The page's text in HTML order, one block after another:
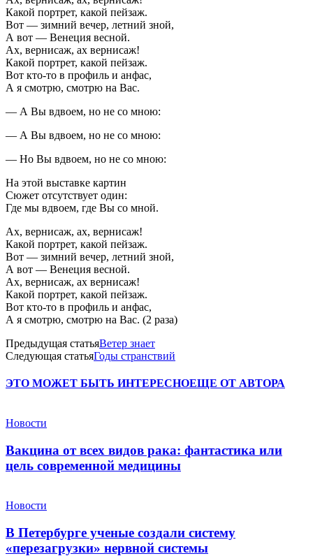
Какой портрет, какой пейзаж.
Вот — зимний вечер, летний зной,
А вот — Венеция весной.
Ах, вернисаж, ах вернисаж!
Какой портрет, какой пейзаж.
Вот кто-то в профиль и анфас,
А я смотрю, смотрю на Вас.
— А Вы вдвоем, но не со мною:
— А Вы вдвоем, но не со мною:
— Но Вы вдвоем, но не со мною:
На этой выставке картин
Сюжет отсутствует один:
Где мы вдвоем, где Вы со мной.
Ах, вернисаж, ах, вернисаж!
Какой портрет, какой пейзаж.
Вот — зимний вечер, летний зной,
А вот — Венеция весной.
Ах, вернисаж, ах вернисаж!
Какой портрет, какой пейзаж.
Вот кто-то в профиль и анфас,
А я смотрю, смотрю на Вас. (2 раза)
Предыдущая статьяВетер знает
Следующая статьяГоды странствий
ЭТО МОЖЕТ БЫТЬ ИНТЕРЕСНОЕЩЕ ОТ АВТОРА
Новости
Вакцина от всех видов рака: фантастика или
цель современной медицины
Новости
В Петербурге ученые создали систему
«перезагрузки» нервной системы